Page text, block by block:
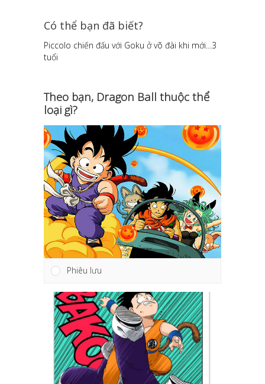
Có thể bạn đã biết?
Piccolo chiến đấu với Goku ở võ đài khi mới…3
tuổi
Theo bạn, Dragon Ball thuộc thể
loại gì?
Phiêu lưu